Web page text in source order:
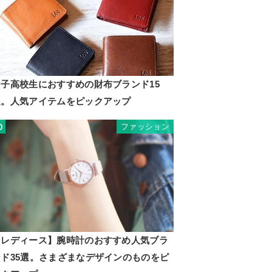
高校生におすすめの財布ブランド15
人気アイテムをピックアップ
ファッション
ディース】腕時計のおすすめ人気ブラ
35選。さまざまなデザインのものをピ